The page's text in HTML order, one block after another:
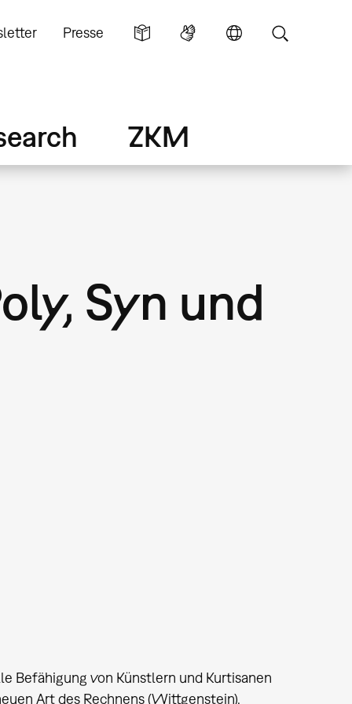
Presse
ZKM
Syn und
Befähigung von Künstlern und Kurtisanen
Art des Rechnens (Wittgenstein).